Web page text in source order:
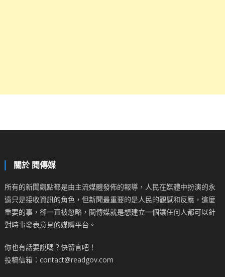
關於 閱傳媒
所有的新聞觀點都是由主流媒體發佈的報導，人民在媒體中扮演的永
遠只是接收資訊的角色，但新聞最重要的是人民的觀感和反應，這麼
重要的事，卻一直被忽略，閱傳媒就是想建立一個讓任何人都可以針
對時事發表意見的媒體平台。
你也有話要說嗎？快留言吧！
投稿信箱：contact@readgov.com